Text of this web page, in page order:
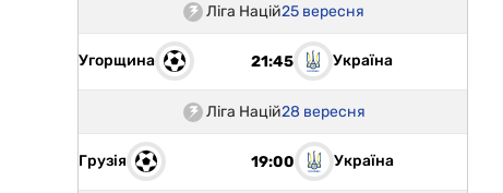
Ліга Націй25 вересня
Угорщина 21:45 Україна
Ліга Націй28 вересня
Грузія 19:00 Україна